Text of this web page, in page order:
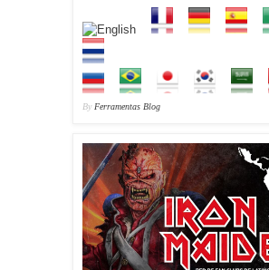
By Ferramentas Blog